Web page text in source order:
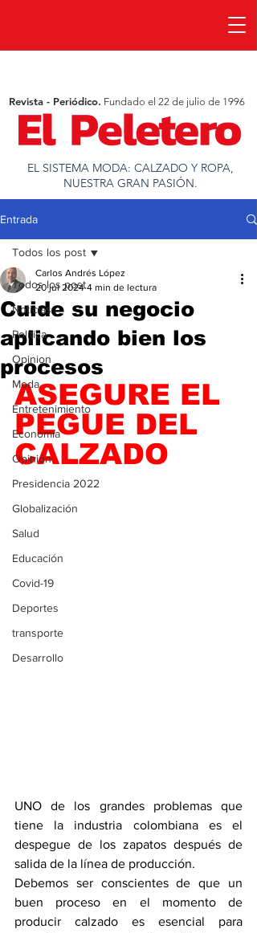
EL SISTEMA MODA: CALZADO Y ROPA,
NUESTRA GRAN PASIÓN.
Revista - Periódico. Fundado el 22 de julio de 1996
Entrada
Todos los post
Noticias
Política
Opinion
Moda
Entretenimiento
Economía
Opinión
Presidencia 2022
Globalización
Salud
Educación
Covid-19
Deportes
transporte
Desarrollo
Todos los post
Cuide su negocio
aplicando bien los
procesos
Carlos Andrés López
20 jul 2024 4 min de lectura
ASEGURE EL
PEGUE DEL
CALZADO
UNO de los grandes problemas que
tiene la industria colombiana es el
despegue de los zapatos después de
salida de la línea de producción.
Debemos ser conscientes de que un
buen proceso en el momento de
producir calzado es esencial para